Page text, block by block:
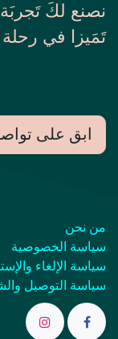
نصنع لكَ تَجربَة
تَمَيزا في
ابق على
من نحن
سياسة الخصوصية
سياسة الإلغاء
سياسة التوصيل